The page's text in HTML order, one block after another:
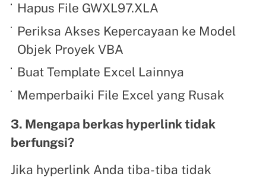
Hapus File GWXL97.XLA
Periksa Akses Kepercayaan ke Model
Objek Proyek VBA
Buat Template Excel Lainnya
Memperbaiki File Excel yang Rusak
3. Mengapa berkas hyperlink tidak
berfungsi?
Jika hyperlink Anda tiba-tiba tidak